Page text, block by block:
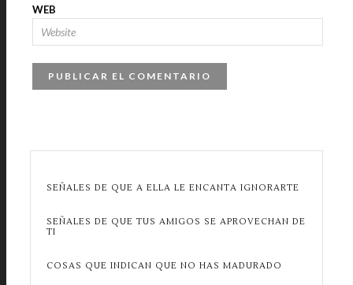
WEB
SEÑALES DE QUE A ELLA LE ENCANTA IGNORARTE
SEÑALES DE QUE TUS AMIGOS SE APROVECHAN DE
TI
COSAS QUE INDICAN QUE NO HAS MADURADO